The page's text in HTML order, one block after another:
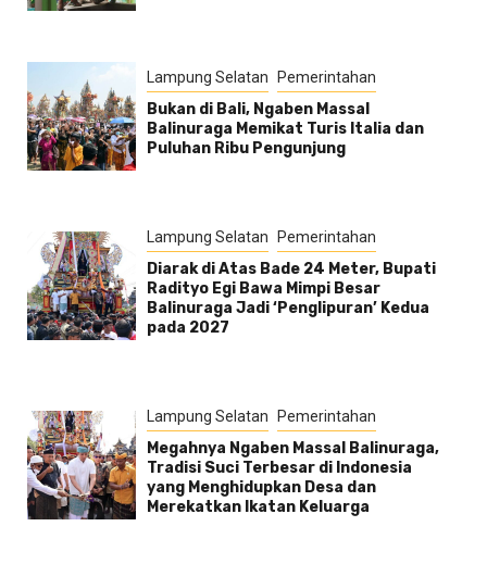
Lampung Selatan Pemerintahan
Bukan di Bali, Ngaben Massal
Balinuraga Memikat Turis Italia dan
Puluhan Ribu Pengunjung
Lampung Selatan Pemerintahan
Diarak di Atas Bade 24 Meter, Bupati
Radityo Egi Bawa Mimpi Besar
Balinuraga Jadi ‘Penglipuran’ Kedua
pada 2027
Lampung Selatan Pemerintahan
Megahnya Ngaben Massal Balinuraga,
Tradisi Suci Terbesar di Indonesia
yang Menghidupkan Desa dan
Merekatkan Ikatan Keluarga